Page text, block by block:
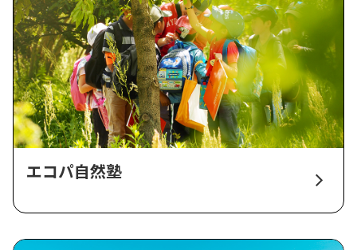
エコパ自然塾